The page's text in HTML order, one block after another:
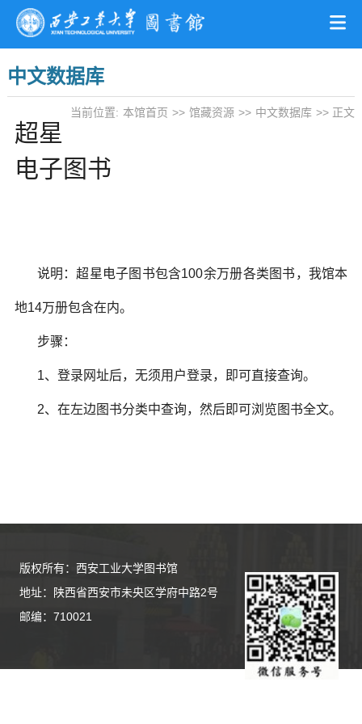
中文数据库
当前位置: 本馆首页 >> 馆藏资源 >> 中文数据库 >> 正文
超星
电子图书
说明：超星电子图书包含100余万册各类图书，我馆本
地14万册包含在内。
步骤：
1、登录网址后，无须用户登录，即可直接查询。
2、在左边图书分类中查询，然后即可浏览图书全文。
版权所有：西安工业大学图书馆
地址：陕西省西安市未央区学府中路2号
邮编：710021